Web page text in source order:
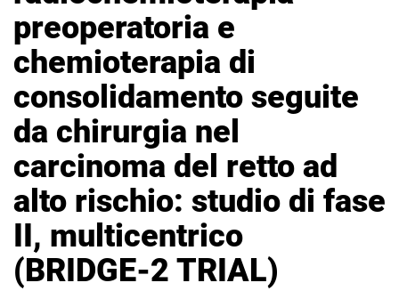
preoperatoria e
chemioterapia di
consolidamento seguite
da chirurgia nel
carcinoma del retto ad
alto rischio: studio di fase
II, multicentrico
(BRIDGE-2 TRIAL)